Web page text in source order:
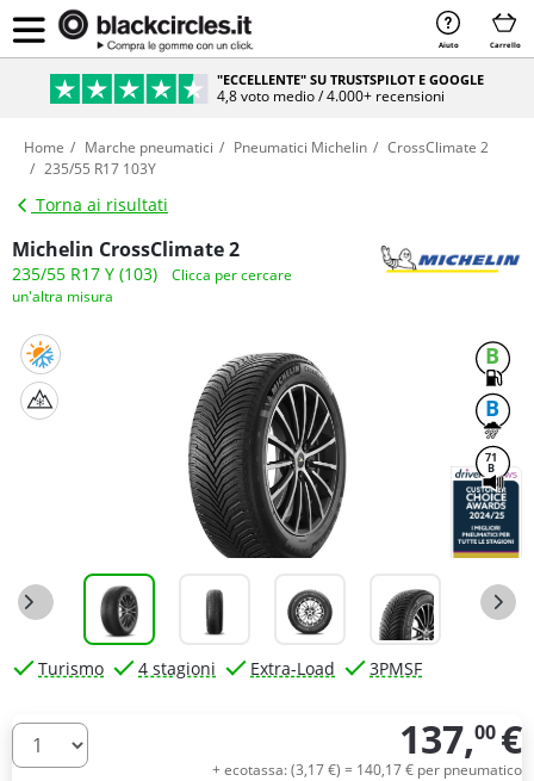
Aiuto Carrello
"ECCELLENTE" SU TRUSTSPILOT E GOOGLE
4,8 voto medio / 4.000+ recensioni
Home Marche pneumatici Pneumatici Michelin
CrossClimate 2
235/55 R17 103Y
Torna ai risultati
Michelin CrossClimate 2
235/55 R17 Y (103)
Clicca per cercare
un'altra misura
B
B
71
B
Turismo 4 stagioni Extra-Load 3PMSF
Quantità 137,00 €
+ ecotassa: (3,17€) = 140,17€ per pneumatico